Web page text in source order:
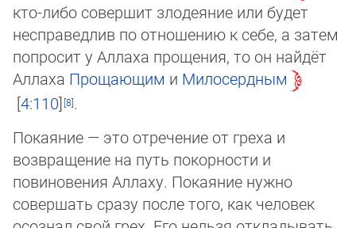
кто-либо со­вер­шит злодеяние или будет
несправедлив по отношению к себе, а затем
попросит у Ал­ла­ха прощения, то он найдёт
Аллаха Прощающим и Милосердным
4:110
.
Покаяние — это отречение от греха и
возвращение на путь покорности и
повиновения Аллаху. Покаяние нужно
совершать сразу после того, как человек